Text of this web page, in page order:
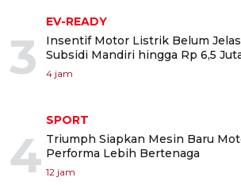
3
EV-READY
Insentif Motor Listrik Belum
Subsidi Mandiri hingga Rp 6,5
4 jam
4
SPORT
Triumph Siapkan Mesin Baru
Performa Lebih Bertenaga
12 jam